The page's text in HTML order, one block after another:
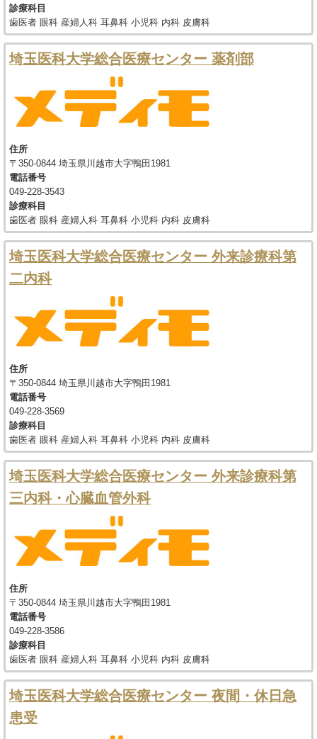
診療科目
歯医者 眼科 産婦人科 耳鼻科 小児科 内科 皮膚科
埼玉医科大学総合医療センター 薬剤部
住所
〒350-0844 埼玉県川越市大字鴨田1981
電話番号
049-228-3543
診療科目
歯医者 眼科 産婦人科 耳鼻科 小児科 内科 皮膚科
埼玉医科大学総合医療センター 外来診療科第
二内科
住所
〒350-0844 埼玉県川越市大字鴨田1981
電話番号
049-228-3569
診療科目
歯医者 眼科 産婦人科 耳鼻科 小児科 内科 皮膚科
埼玉医科大学総合医療センター 外来診療科第
三内科・心臓血管外科
住所
〒350-0844 埼玉県川越市大字鴨田1981
電話番号
049-228-3586
診療科目
歯医者 眼科 産婦人科 耳鼻科 小児科 内科 皮膚科
埼玉医科大学総合医療センター 夜間・休日急
患受